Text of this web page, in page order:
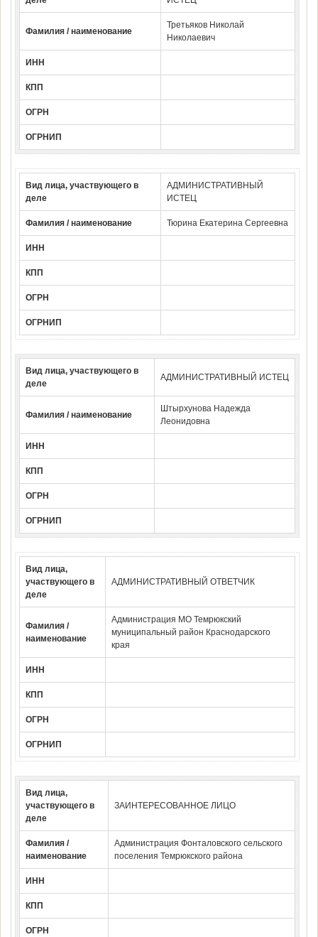
Фамилия / наименование
Третьяков Николай
Николаевич
ИНН
КПП
ОГРН
ОГРНИП
Вид лица, участвующего в
деле
АДМИНИСТРАТИВНЫЙ
ИСТЕЦ
Фамилия / наименование Тюрина Екатерина Сергеевна
ИНН
КПП
ОГРН
ОГРНИП
Вид лица, участвующего в
деле
АДМИНИСТРАТИВНЫЙ ИСТЕЦ
Фамилия / наименование
Штырхунова Надежда
Леонидовна
ИНН
КПП
ОГРН
ОГРНИП
Вид лица,
участвующего в
деле
АДМИНИСТРАТИВНЫЙ ОТВЕТЧИК
Фамилия /
наименование
Администрация МО Темрюкский
муниципальный район Краснодарского
края
ИНН
КПП
ОГРН
ОГРНИП
Вид лица,
участвующего в
деле
ЗАИНТЕРЕСОВАННОЕ ЛИЦО
Фамилия /
наименование
Администрация Фонталовского сельского
поселения Темрюкского района
ИНН
КПП
ОГРН